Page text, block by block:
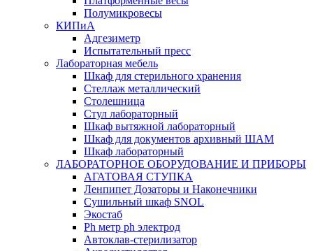
Полумикровесы
КИПиА
Адгезиметр
Испытательный пресс
Лабораторная мебель
Шкаф для стерильного хранения
Стеллаж металлический
Столешница
Стул лабораторный
Шкаф вытяжной лабораторный
Шкаф для документов архивный ШАМ
Шкаф лабораторный
ЛАБОРАТОРНОЕ ОБОРУДОВАНИЕ И ПРИБОРЫ
АГАТОВАЯ СТУПКА
Ленпипет Дозаторы и Наконечники
Сушильный шкаф SNOL
Экостаб
Ph метр ph электрод
Автоклав-стерилизатор